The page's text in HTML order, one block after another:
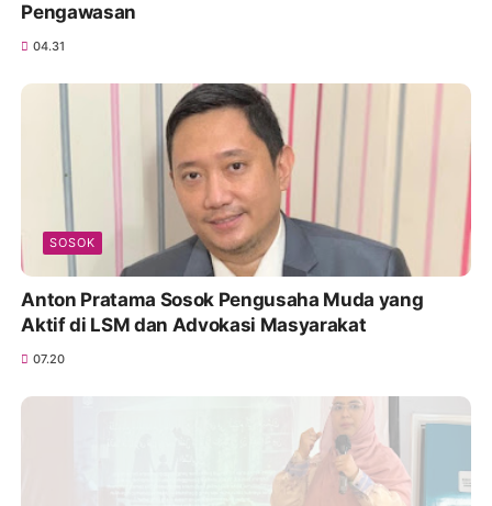
Pengawasan
04.31
SOSOK
Anton Pratama Sosok Pengusaha Muda yang
Aktif di LSM dan Advokasi Masyarakat
07.20